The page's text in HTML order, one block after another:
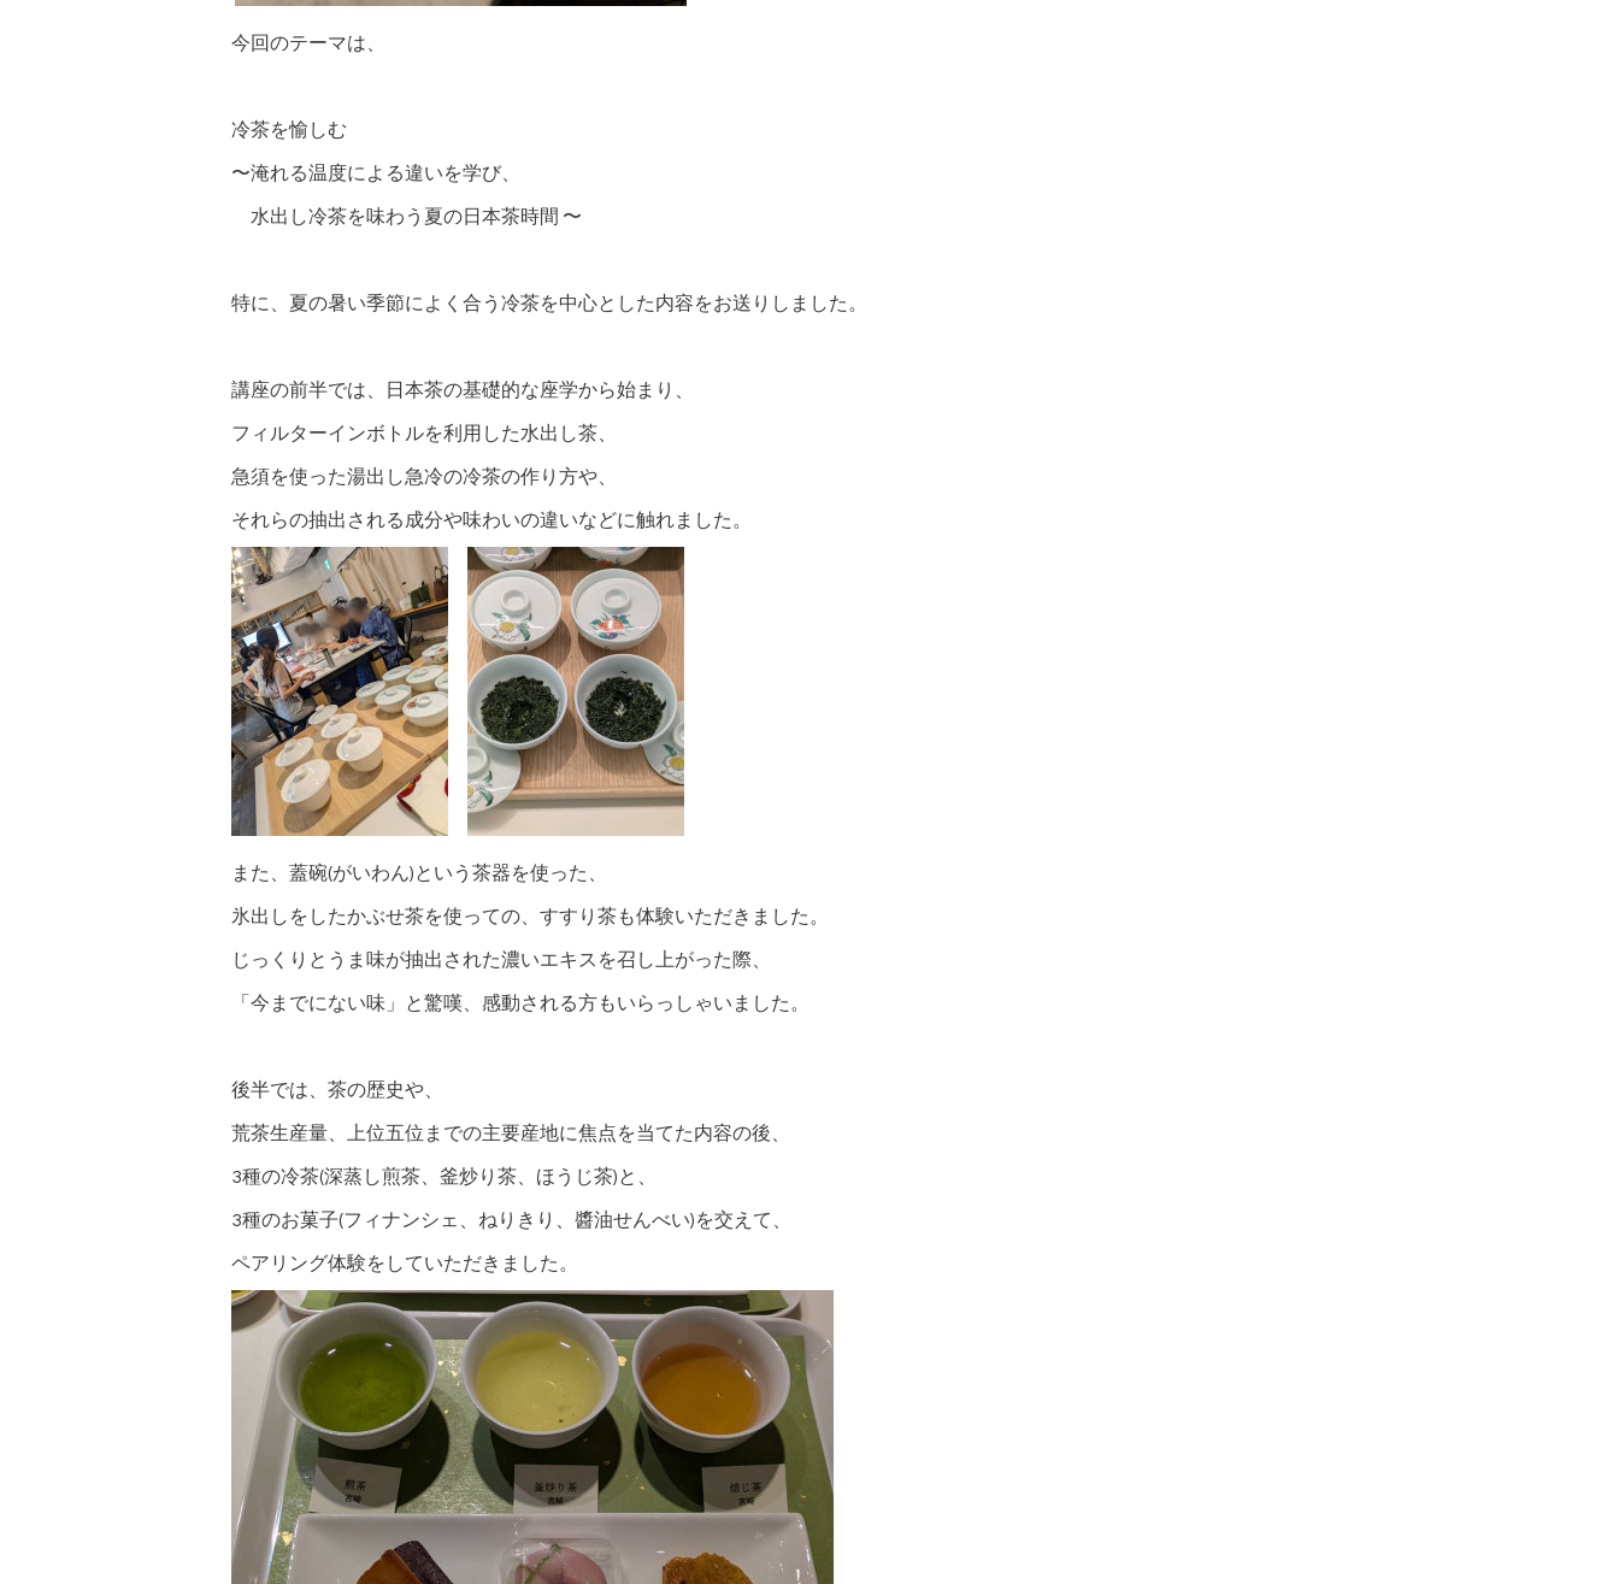
今回のテーマは、
冷茶を愉しむ
〜淹れる温度による違いを学び、
水出し冷茶を味わう夏の日本茶時間 〜
特に、夏の暑い季節によく合う冷茶を中心とした内容をお送りしました。
講座の前半では、日本茶の基礎的な座学から始まり、
フィルターインボトルを利用した水出し茶、
急須を使った湯出し急冷の冷茶の作り方や、
それらの抽出される成分や味わいの違いなどに触れました。
また、蓋碗(がいわん)という茶器を使った、
氷出しをしたかぶせ茶を使っての、すすり茶も体験いただきました。
じっくりとうま味が抽出された濃いエキスを召し上がった際、
「今までにない味」と驚嘆、感動される方もいらっしゃいました。
後半では、茶の歴史や、
荒茶生産量、上位五位までの主要産地に焦点を当てた内容の後、
3種の冷茶(深蒸し煎茶、釜炒り茶、ほうじ茶)と、
3種のお菓子(フィナンシェ、ねりきり、醬油せんべい)を交えて、
ペアリング体験をしていただきました。